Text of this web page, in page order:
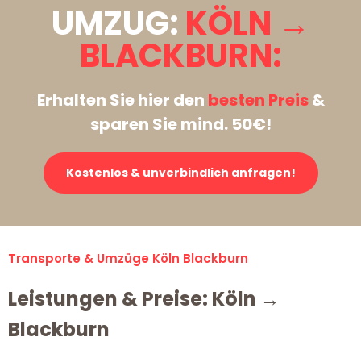
UMZUG: KÖLN →
BLACKBURN:
Erhalten Sie hier den besten Preis&
sparen Sie mind. 50€!
Kostenlos & unverbindlich anfragen!
Transporte & Umzüge Köln Blackburn
Leistungen & Preise: Köln →
Blackburn